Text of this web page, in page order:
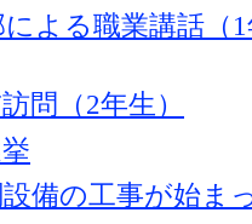
よる職業講話（
問（2年生）
備の工事が始ま